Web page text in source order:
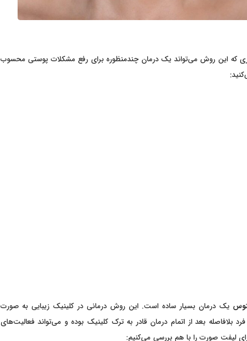
که این روش می‌تواند یک درمان چندمنظوره برای رفع مشکلات پوستی محسوب
یک درمان بسیار ساده است. این روش درمانی در کلینیک زیبایی به صورت
بعد از اتمام درمان قادر به ترک کلینیک بوده و می‌تواند فعالیت‌های
لیفت صورت را با هم بررسی می‌کنیم: